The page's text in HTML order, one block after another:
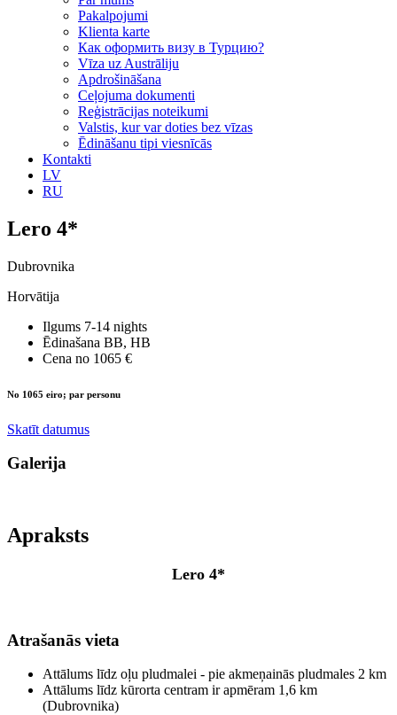
Рakalpojumi
Klienta karte
Как оформить визу в Турцию?
Vīza uz Austrāliju
Apdrošināšana
Ceļojuma dokumenti
Reģistrācijas noteikumi
Valstis, kur var doties bez vīzas
Ēdināšanu tipi viesnīcās
Kontakti
LV
RU
Lero 4*
Dubrovnika
Horvātija
Ilgums 7-14 nights
Ēdinašana BB, HB
Cena no 1065 €
No 1065 eiro; par personu
Skatīt datumus
Galerija
Apraksts
Lero 4*
Atrašanās vieta
Attālums līdz oļu pludmalei - pie akmeņainās pludmales 2 km
Attālums līdz kūrorta centram ir apmēram 1,6 km
(Dubrovnika)